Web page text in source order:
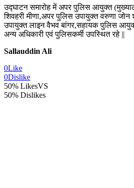
उद्घाटन समारोह में अपर पुलिस आयुक्त
शिवहरी मीणा,अपर पुलिस उपायुक्त वरुणा जोन
उपायुक्त लाइन वैभव बांगर,सहायक पुलिस
अन्य अधिकारी एवं पुलिसकर्मी उपस्थित रहे ||
Sallauddin Ali
0Like
0Dislike
50% LikesVS
50% Dislikes